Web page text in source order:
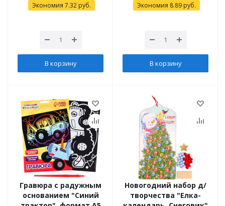
Экономия 7.32руб.
В корзину
Экономия 8.89руб.
В корзину
Гравюра с радужным
основанием "Синий
Новогодний набор д/
творчества "Елка-